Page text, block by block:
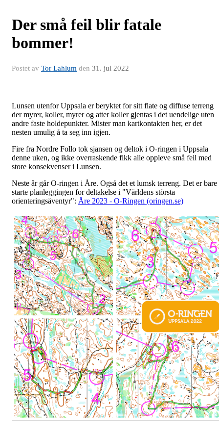
Der små feil blir fatale
bommer!
Postet av Tor Lahlum den 31. jul 2022
Lunsen utenfor Uppsala er beryktet for sitt flate og diffuse terreng
der myrer, koller, myrer og atter koller gjentas i det uendelige uten
andre faste holdepunkter. Mister man kartkontakten her, er det
nesten umulig å ta seg inn igjen.
Fire fra Nordre Follo tok sjansen og deltok i O-ringen i Uppsala
denne uken, og ikke overraskende fikk alle oppleve små feil med
store konsekvenser i Lunsen.
Neste år går O-ringen i Åre. Også det et lumsk terreng. Det er bare
starte planleggingen for deltakelse i "Världens största
orienteringsäventyr": Åre 2023 - O-Ringen (oringen.se)